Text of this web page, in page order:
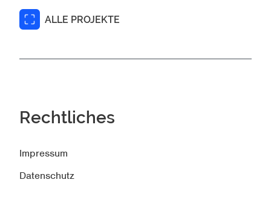
ALLE PROJEKTE
Rechtliches
Impressum
Datenschutz